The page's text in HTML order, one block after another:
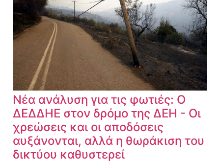
Νέα ανάλυση για τις φωτιές: Ο
ΔΕΔΔΗΕ στον δρόμο της ΔΕΗ - Οι
χρεώσεις και οι αποδόσεις
αυξάνονται, αλλά η θωράκιση του
δικτύου καθυστερεί